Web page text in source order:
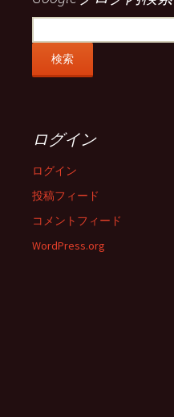
ログイン
ログイン
投稿フィード
コメントフィード
WordPress.org